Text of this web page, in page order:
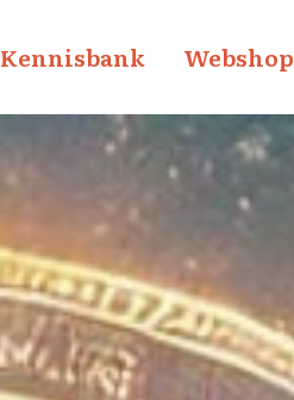
Kennisbank Webshop